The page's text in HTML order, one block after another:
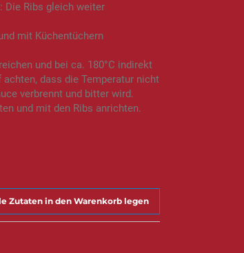
Die Ribs gleich weiter
mit Küchentüchern
und bei ca. 180°C indirekt
dass die Temperatur nicht
verbrennt und bitter wird.
und mit den Ribs anrichten.
Zutaten in den Warenkorb legen